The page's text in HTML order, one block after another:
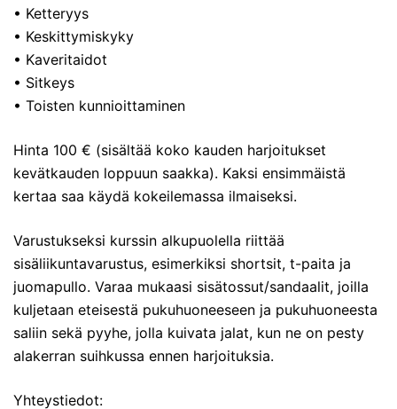
• Ketteryys
• Keskittymiskyky
• Kaveritaidot
• Sitkeys
• Toisten kunnioittaminen
Hinta 100 € (sisältää koko kauden harjoitukset
kevätkauden loppuun saakka). Kaksi ensimmäistä
kertaa saa käydä kokeilemassa ilmaiseksi.
Varustukseksi kurssin alkupuolella riittää
sisäliikuntavarustus, esimerkiksi shortsit, t-paita ja
juomapullo. Varaa mukaasi sisätossut/sandaalit, joilla
kuljetaan eteisestä pukuhuoneeseen ja pukuhuoneesta
saliin sekä pyyhe, jolla kuivata jalat, kun ne on pesty
alakerran suihkussa ennen harjoituksia.
Yhteystiedot: